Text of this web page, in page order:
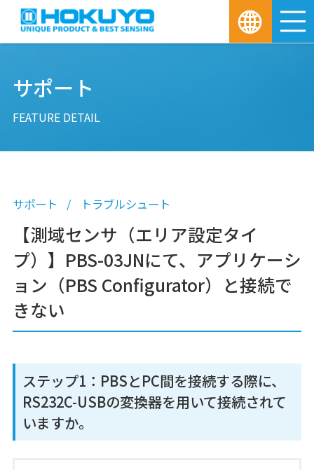
サポート
FEATURE DETAIL
サポート トラブルシュート
【測域センサ（エリア設定タイ
プ）】PBS-03JNにて、アプリケーシ
ョン（PBS Configurator）と接続で
きない
ステップ1：PBSとPC間を接続する際に、
RS232C-USBの変換器を用いて接続されて
いますか。